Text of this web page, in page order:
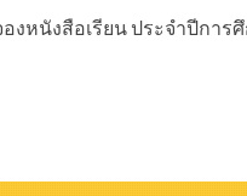
องหนังสือเรียน ประจำปีกา